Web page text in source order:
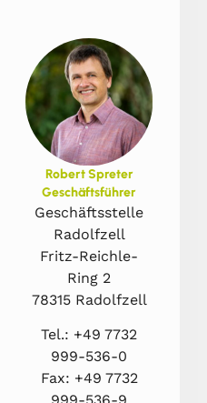
Robert Spreter
Geschäftsführer
Geschäftsstelle
Radolfzell
Fritz-Reichle-
Ring 2
78315 Radolfzell
Tel.: +49 7732
999-536-0
Fax: +49 7732